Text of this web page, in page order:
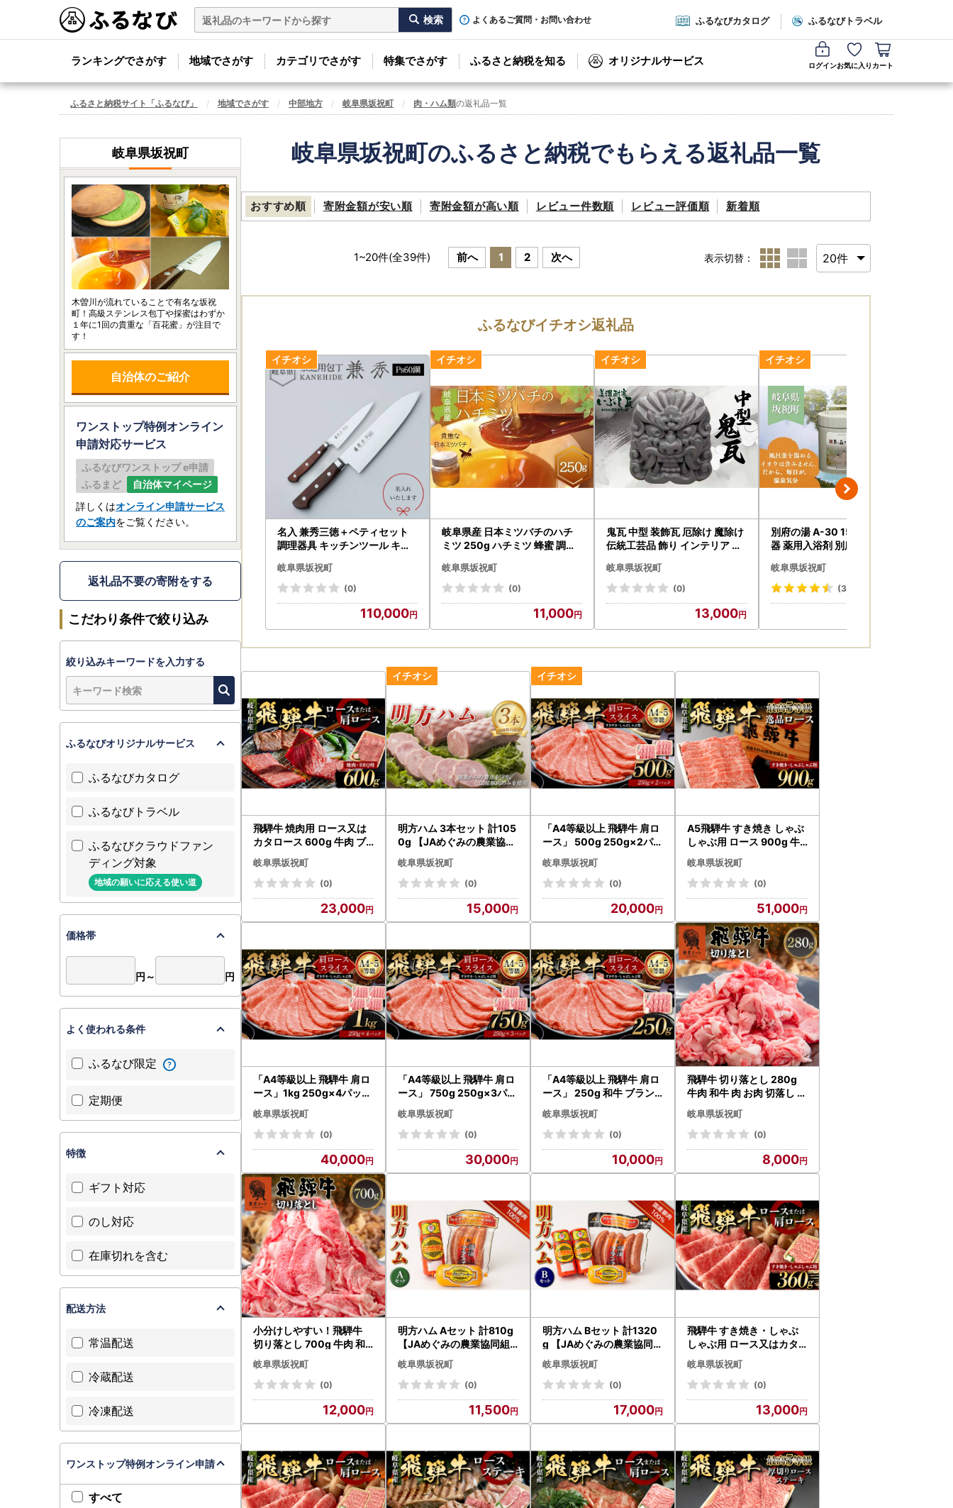
よくあるご質問・お問い合わせ ふるなびカタログ ふるなびトラベル
ランキングでさがす 地域でさがす カテゴリでさがす 特集でさがす ふるさと納税を知る オリジナルサービス ログインお気に入り カート
ふるさと納税サイト「ふるなび」 地域でさがす 中部地方 岐阜県坂祝町 肉・ハム類の返礼品一覧
岐阜県坂祝町のふるさと納税でもらえる返礼品一覧
おすすめ順 寄附金額が安い順 寄附金額が高い順 レビュー件数順 レビュー評価順 新着順
1~20件(全39件) 前へ 1 2 次へ 表示切替：
ふるなびイチオシ返礼品
名入 兼秀三徳＋ペティセット
調理器具 キッチンツール キッ
M-247
岐阜県坂祝町
(0)
110,000
岐阜県産 日本ミツバチのハチ
ミツ 250g ハチミツ 蜂蜜 調味
坂祝町 F6M-070
岐阜県坂祝町
(0)
11,000
鬼瓦 中型 装飾瓦 厄除け 魔除け
伝統工芸品 飾り インテリア 岐
岐阜県坂祝町
(0)
13,000
別府の湯 A-30 1500g ポリ容
器 薬用入浴剤 別府温泉精製 湯
ーナス リラックス バスタイム
入浴剤 美容 岐阜県 坂祝町 F6M
岐阜県坂祝町
(3)
飛騨牛 焼肉用 ロース又は
カタロース 600g 牛肉 ブ
ランド牛 国産 BBQ F6M-3
13
岐阜県坂祝町
(0)
23,000
明方ハム 3本セット 計105
0g 【JAめぐみの農業協同
組合】ハム おつまみ 惣菜
晩酌 ディナー 弁当 ビール
ワイン 酒のお供 大容量 ま
とめ買い 詰め合わせ 肉 食
品 国産 豚肉 岐阜県 坂祝町
さかほぎ F6M-090
岐阜県坂祝町
(0)
15,000
「A4等級以上 飛騨牛 肩ロ
ース」 500g 250g×2パッ
ク 和牛 ブランド牛 飛騨牛
小分け 大容量 冷凍でお届
け しゃぶしゃぶ すき焼き
カタロース スライス 肉の
ひぐち F6M-326
岐阜県坂祝町
(0)
20,000
A5飛騨牛 すき焼き しゃぶ
しゃぶ用 ロース 900g 牛
肉 最高級 肉 霜降り F6M-3
17
岐阜県坂祝町
(0)
51,000
「A4等級以上 飛騨牛 肩ロ
ース」1kg 250g×4パック
和牛 ブランド牛 飛騨牛 小
分け 大容量 冷凍でお届け
しゃぶしゃぶ すき焼き カ
タロース スライス 肉のひ
岐阜県坂祝町
(0)
40,000
「A4等級以上 飛騨牛 肩ロ
ース」 750g 250g×3パッ
ク 和牛 ブランド牛 飛騨牛
小分け 大容量 冷凍でお届
け しゃぶしゃぶ すき焼き
カタロース スライス 肉の
ひぐち F6M-325
岐阜県坂祝町
(0)
30,000
「A4等級以上 飛騨牛 肩ロ
ース」 250g 和牛 ブラン
ド牛 飛騨牛 小分け 大容量
冷凍でお届け しゃぶしゃ
ぶ すき焼き カタロース ス
ライス 肉のひぐち F6M-3
岐阜県坂祝町
(0)
10,000
飛騨牛 切り落とし 280g
牛肉 和牛 肉 お肉 切落し 不
揃い 訳あり 岐阜県 坂祝町
養老ミート ブランド牛 国
産 霜降り 赤身 モモ カタ ス
ライス すき焼き 牛丼 炒め
物 冷凍 お取り寄せ 8000
円 F6M-396
岐阜県坂祝町
(0)
8,000
小分けしやすい！飛騨牛
切り落とし 700g 牛肉 和
牛 肉 お肉 切落し 不揃い 訳
あり 岐阜県 坂祝町 養老ミ
ート ブランド牛 国産 霜降
り 赤身 モモ カタ スライス
すき焼き 牛丼 炒め物 冷凍
お取り寄せ 12,000円 F6M
岐阜県坂祝町
(0)
12,000
明方ハム Aセット 計810g
【JAめぐみの農業協同組
合】 ソーセージ ハム フラ
ンクフルト フランク おつ
まみ 惣菜 晩酌 ディナー 弁
当 ビール ワイン 酒のお供
食べ比べ 詰め合わせ 肉 食
品 国産 豚肉 岐阜県 坂祝町
岐阜県坂祝町
(0)
11,500
明方ハム Bセット 計1320
g 【JAめぐみの農業協同組
合】 ソーセージ ハム フラ
ンクフルト フランク おつ
まみ 惣菜 晩酌 ディナー 弁
当 ビール ワイン 酒のお供
食べ比べ 詰め合わせ 肉 食
品 国産 豚肉 1kg 以上 岐阜
18
岐阜県坂祝町
(0)
17,000
飛騨牛 すき焼き・しゃぶ
しゃぶ用 ロース又はカタ
ロース 360g 牛肉 最高級
肉 霜降り F6M-312
岐阜県坂祝町
(0)
13,000
岐阜県坂祝町
木曽川が流れていることで有名な坂祝
町！高級ステンレス包丁や採蜜はわずか
１年に1回の貴重な「百花蜜」が注目で
す！
自治体のご紹介
ワンストップ特例オンライン
申請対応サービス
ふるなびワンストップ e申請
ふるまど
自治体マイページ
詳しくはオンライン申請サービス
のご案内をご覧ください。
返礼品不要の寄附をする
こだわり条件で絞り込み
絞り込みキーワードを入力する
ふるなびオリジナルサービス
ふるなびカタログ
ふるなびトラベル
ふるなびクラウドファン
ディング対象
地域の願いに応える使い道
価格帯
円～ 円
よく使われる条件
ふるなび限定
定期便
特徴
ギフト対応
のし対応
在庫切れを含む
配送方法
常温配送
冷蔵配送
冷凍配送
ワンストップ特例オンライン申請
すべて